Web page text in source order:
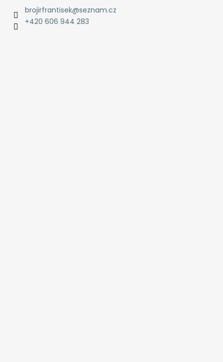
brojirfrantisek@seznam.cz
+420 606 944 283